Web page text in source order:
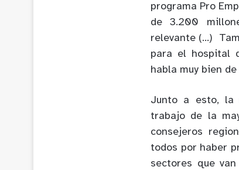
programa Pro
de 3.200
relevante (…)
para el hospital
habla muy bien
Junto a esto, la
trabajo de la
consejeros
todos por haber
sectores que